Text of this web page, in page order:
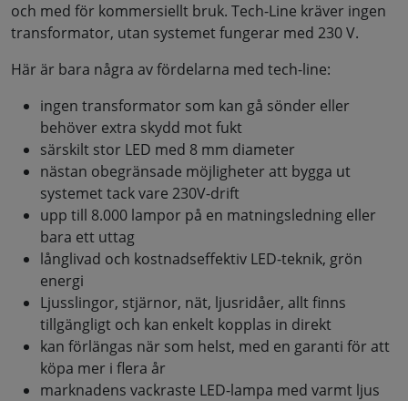
och med för kommersiellt bruk. Tech-Line kräver ingen
transformator, utan systemet fungerar med 230 V.
Här är bara några av fördelarna med tech-line:
ingen transformator som kan gå sönder eller
behöver extra skydd mot fukt
särskilt stor LED med 8 mm diameter
nästan obegränsade möjligheter att bygga ut
systemet tack vare 230V-drift
upp till 8.000 lampor på en matningsledning eller
bara ett uttag
långlivad och kostnadseffektiv LED-teknik, grön
energi
Ljusslingor, stjärnor, nät, ljusridåer, allt finns
tillgängligt och kan enkelt kopplas in direkt
kan förlängas när som helst, med en garanti för att
köpa mer i flera år
marknadens vackraste LED-lampa med varmt ljus